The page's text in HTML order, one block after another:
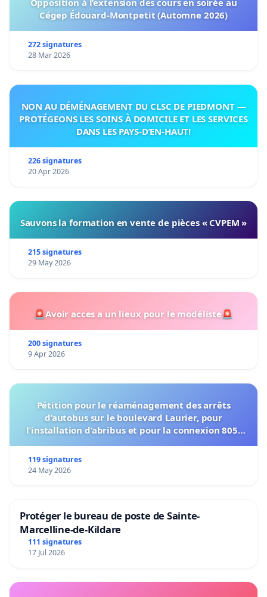
Opposition à l’extension des cours en soirée au
Cégep Édouard-Montpetit (Automne 2026)
272 signatures
28 Mar 2026
NON AU DÉMÉNAGEMENT DU CLSC DE PIEDMONT —
PROTÉGEONS LES SOINS À DOMICILE ET LES SERVICES
DANS LES PAYS-D’EN-HAUT!
226 signatures
20 Apr 2026
Sauvons la formation en vente de pièces « CVPEM »
215 signatures
29 May 2026
🚨Avoir acces a un lieux pour le modéliste🚨
200 signatures
9 Apr 2026
Pétition pour le réaménagement des arrêts
d’autobus sur le boulevard Laurier, pour
l’installation d’abribus et pour la connexion 805-
119 signatures
24 May 2026
Protéger le bureau de poste de Sainte-
Marcelline-de-Kildare
111 signatures
17 Jul 2026